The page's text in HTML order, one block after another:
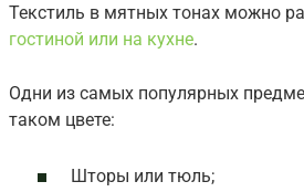
Текстиль в мятных тонах можно
гостиной или на кухне.
Одни из самых популярных
таком цвете:
Шторы или тюль;